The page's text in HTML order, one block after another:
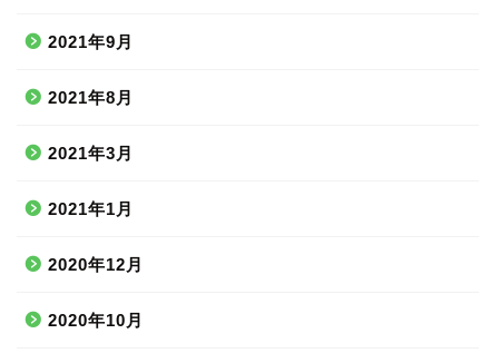
2021年9月
2021年8月
2021年3月
2021年1月
2020年12月
2020年10月